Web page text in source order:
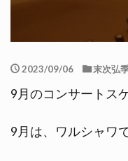
2023/09/06 末次弘
9月のコンサートス
9月は、ワルシャワ